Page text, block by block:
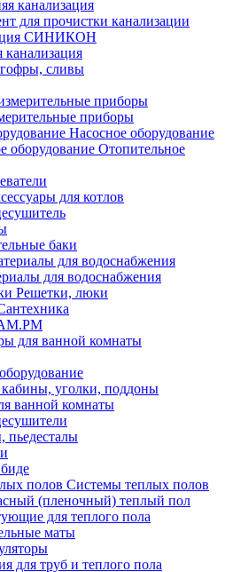
канализация
для прочистки канализации
СИНИКОН
сливы
приборы
Насосное оборудование
Отопительное
для котлов
баки
для водоснабжения
Решетки, люки
для ванной комнаты
уголки, поддоны
ванной комнаты
пьедесталы
Системы теплых полов
(пленочный) теплый пол
для теплого пола
маты